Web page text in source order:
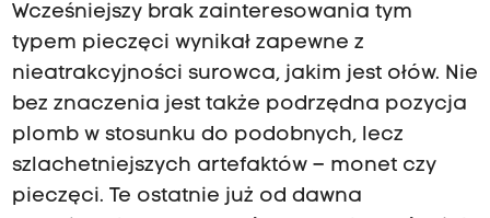
Wcześniejszy brak zainteresowania tym
typem pieczęci wynikał zapewne z
nieatrakcyjności surowca, jakim jest ołów. Nie
bez znaczenia jest także podrzędna pozycja
plomb w stosunku do podobnych, lecz
szlachetniejszych artefaktów – monet czy
pieczęci. Te ostatnie już od dawna